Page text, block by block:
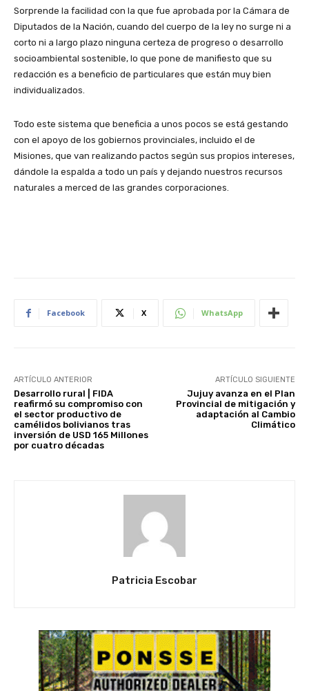
Sorprende la facilidad con la que fue aprobada por la Cámara de
Diputados de la Nación, cuando del cuerpo de la ley no surge ni a
corto ni a largo plazo ninguna certeza de progreso o desarrollo
socioambiental sostenible, lo que pone de manifiesto que su
redacción es a beneficio de particulares que están muy bien
individualizados.
Todo este sistema que beneficia a unos pocos se está gestando
con el apoyo de los gobiernos provinciales, incluido el de
Misiones, que van realizando pactos según sus propios intereses,
dándole la espalda a todo un país y dejando nuestros recursos
naturales a merced de las grandes corporaciones.
Facebook X WhatsApp
ARTÍCULO ANTERIOR
Desarrollo rural | FIDA
reafirmó su compromiso con
el sector productivo de
camélidos bolivianos tras
inversión de USD 165 Millones
por cuatro décadas
ARTÍCULO SIGUIENTE
Jujuy avanza en el Plan
Provincial de mitigación y
adaptación al Cambio
Climático
Patricia Escobar